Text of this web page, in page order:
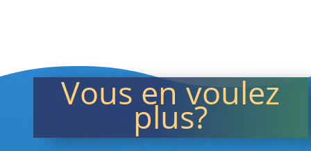
Vous en voulez
plus?